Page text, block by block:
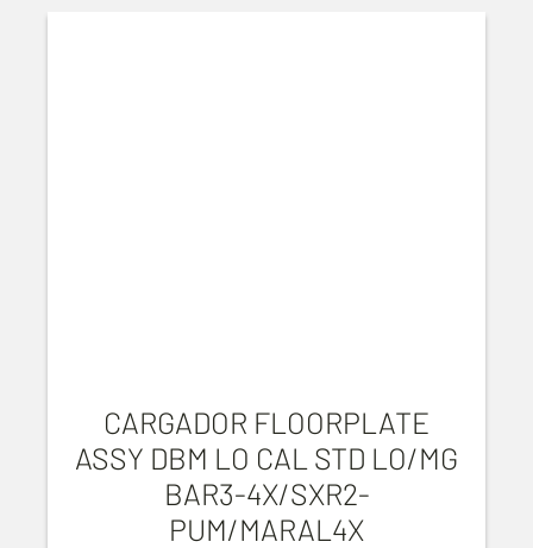
CARGADOR FLOORPLATE
ASSY DBM LO CAL STD LO/MG
BAR3-4X/SXR2-
PUM/MARAL4X